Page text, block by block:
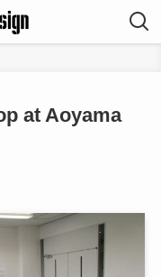
at Aoyama